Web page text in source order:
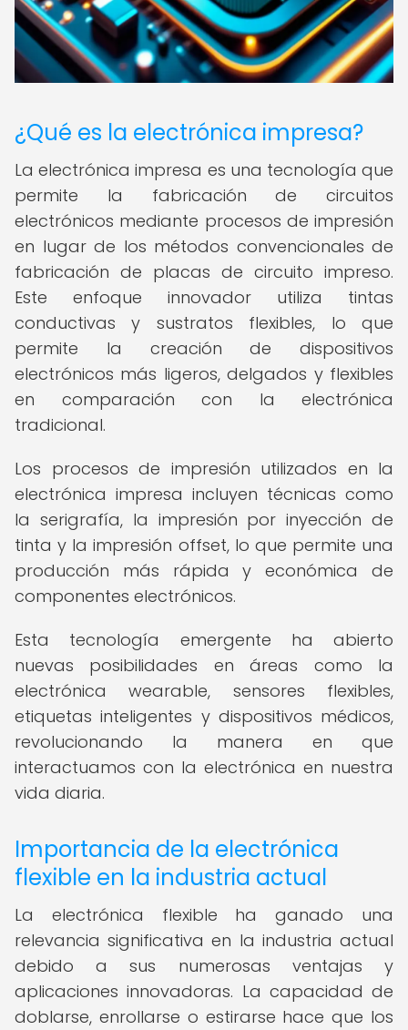
¿Qué es la electrónica impresa?
La electrónica impresa es una tecnología que
permite la fabricación de circuitos
electrónicos mediante procesos de impresión
en lugar de los métodos convencionales de
fabricación de placas de circuito impreso.
Este enfoque innovador utiliza tintas
conductivas y sustratos flexibles, lo que
permite la creación de dispositivos
electrónicos más ligeros, delgados y flexibles
en comparación con la electrónica
tradicional.
Los procesos de impresión utilizados en la
electrónica impresa incluyen técnicas como
la serigrafía, la impresión por inyección de
tinta y la impresión offset, lo que permite una
producción más rápida y económica de
componentes electrónicos.
Esta tecnología emergente ha abierto
nuevas posibilidades en áreas como la
electrónica wearable, sensores flexibles,
etiquetas inteligentes y dispositivos médicos,
revolucionando la manera en que
interactuamos con la electrónica en nuestra
vida diaria.
Importancia de la electrónica
flexible en la industria actual
La electrónica flexible ha ganado una
relevancia significativa en la industria actual
debido a sus numerosas ventajas y
aplicaciones innovadoras. La capacidad de
doblarse, enrollarse o estirarse hace que los